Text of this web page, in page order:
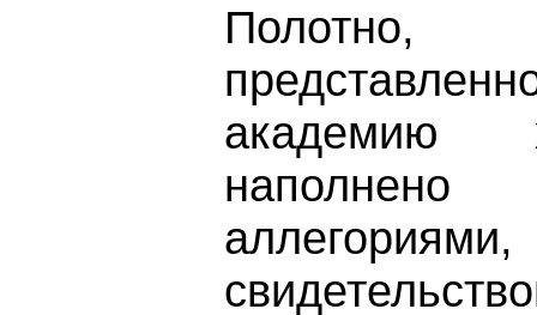
Полотно,
академию
аллегориями,